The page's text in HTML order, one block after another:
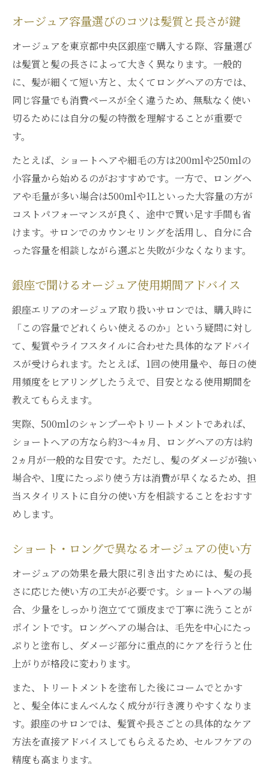
オージュア容量選びのコツは髪質と長さが鍵
オージュアを東京都中央区銀座で購入する際、容量選び
は髪質と髪の長さによって大きく異なります。一般的
に、髪が細くて短い方と、太くてロングヘアの方では、
同じ容量でも消費ペースが全く違うため、無駄なく使い
切るためには自分の髪の特徴を理解することが重要で
す。
たとえば、ショートヘアや細毛の方は200mlや250mlの
小容量から始めるのがおすすめです。一方で、ロングヘ
アや毛量が多い場合は500mlや1Lといった大容量の方が
コストパフォーマンスが良く、途中で買い足す手間も省
けます。サロンでのカウンセリングを活用し、自分に合
った容量を相談しながら選ぶと失敗が少なくなります。
銀座で聞けるオージュア使用期間アドバイス
銀座エリアのオージュア取り扱いサロンでは、購入時に
「この容量でどれくらい使えるのか」という疑問に対し
て、髪質やライフスタイルに合わせた具体的なアドバイ
スが受けられます。たとえば、1回の使用量や、毎日の使
用頻度をヒアリングしたうえで、目安となる使用期間を
教えてもらえます。
実際、500mlのシャンプーやトリートメントであれば、
ショートヘアの方なら約3〜4ヵ月、ロングヘアの方は約
2ヵ月が一般的な目安です。ただし、髪のダメージが強い
場合や、1度にたっぷり使う方は消費が早くなるため、担
当スタイリストに自分の使い方を相談することをおすす
めします。
ショート・ロングで異なるオージュアの使い方
オージュアの効果を最大限に引き出すためには、髪の長
さに応じた使い方の工夫が必要です。ショートヘアの場
合、少量をしっかり泡立てて頭皮まで丁寧に洗うことが
ポイントです。ロングヘアの場合は、毛先を中心にたっ
ぷりと塗布し、ダメージ部分に重点的にケアを行うと仕
上がりが格段に変わります。
また、トリートメントを塗布した後にコームでとかす
と、髪全体にまんべんなく成分が行き渡りやすくなりま
す。銀座のサロンでは、髪質や長さごとの具体的なケア
方法を直接アドバイスしてもらえるため、セルフケアの
精度も高まります。